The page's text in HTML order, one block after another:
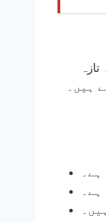
کیا گیا تھا۔ تازہ
پر کام کر رہے ہیں۔